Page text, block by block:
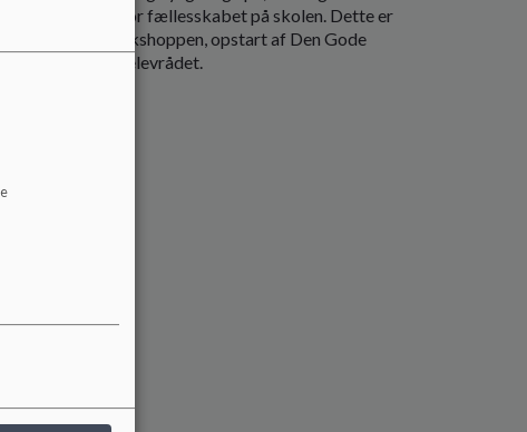
medansvar for fællesskabet på skolen. Dette er
forældre-workshoppen, opstart af Den Gode
ubeskåret til elevrådet.